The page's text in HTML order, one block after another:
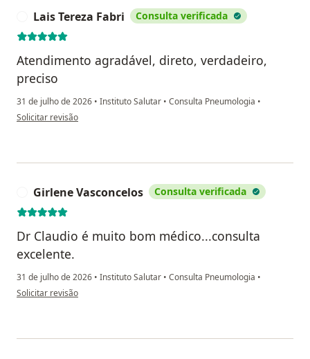
Lais Tereza Fabri Consulta verificada
Atendimento agradável, direto, verdadeiro,
preciso
31 de julho de 2026 • Instituto Salutar • Consulta Pneumologia •
na opinião do utilizador Lais Tereza Fabri
Solicitar revisão
Girlene Vasconcelos Consulta verificada
Dr Claudio é muito bom médico...consulta
excelente.
31 de julho de 2026 • Instituto Salutar • Consulta Pneumologia •
na opinião do utilizador Girlene Vasconcelos
Solicitar revisão